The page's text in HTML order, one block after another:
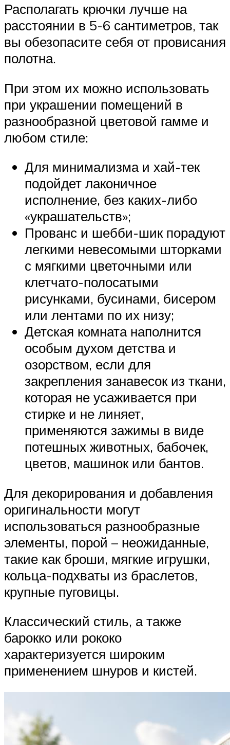
Располагать крючки лучше на
расстоянии в 5-6 сантиметров, так
вы обезопасите себя от провисания
полотна.
При этом их можно использовать
при украшении помещений в
разнообразной цветовой гамме и
любом стиле:
Для минимализма и хай-тек
подойдет лаконичное
исполнение, без каких-либо
«украшательств»;
Прованс и шебби-шик порадуют
легкими невесомыми шторками
с мягкими цветочными или
клетчато-полосатыми
рисунками, бусинами, бисером
или лентами по их низу;
Детская комната наполнится
особым духом детства и
озорством, если для
закрепления занавесок из ткани,
которая не усаживается при
стирке и не линяет,
применяются зажимы в виде
потешных животных, бабочек,
цветов, машинок или бантов.
Для декорирования и добавления
оригинальности могут
использоваться разнообразные
элементы, порой – неожиданные,
такие как броши, мягкие игрушки,
кольца-подхваты из браслетов,
крупные пуговицы.
Классический стиль, а также
барокко или рококо
характеризуется широким
применением шнуров и кистей.